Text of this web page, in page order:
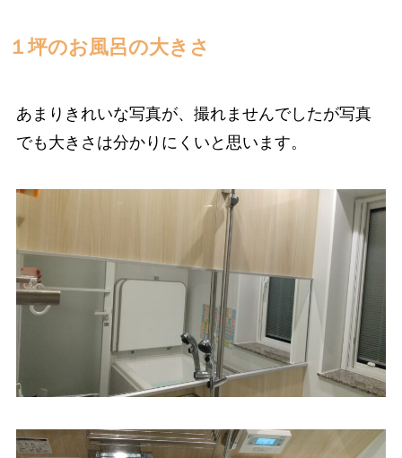
１坪のお風呂の大きさ
あまりきれいな写真が、撮れませんでしたが写真
でも大きさは分かりにくいと思います。